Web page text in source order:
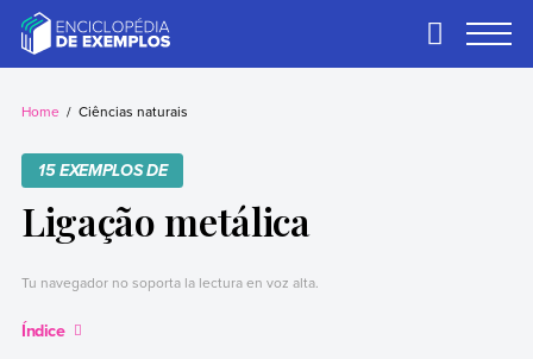
contentExemplos
Precisa de
temos.
Primary
Home Ciências naturais
15 EXEMPLOS DE
Ligação metálica
Tu navegador no soporta la lectura en voz alta.
Índice